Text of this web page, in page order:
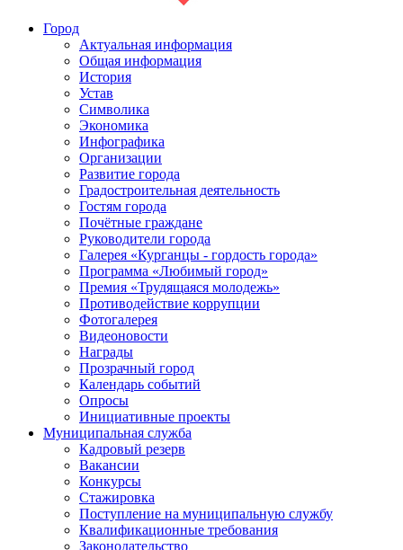
Город
Актуальная информация
Общая информация
История
Устав
Символика
Экономика
Инфографика
Организации
Развитие города
Градостроительная деятельность
Гостям города
Почётные граждане
Руководители города
Галерея «Курганцы - гордость города»
Программа «Любимый город»
Премия «Трудящаяся молодежь»
Противодействие коррупции
Фотогалерея
Видеоновости
Награды
Прозрачный город
Календарь событий
Опросы
Инициативные проекты
Муниципальная служба
Кадровый резерв
Вакансии
Конкурсы
Стажировка
Поступление на муниципальную службу
Квалификационные требования
Законодательство